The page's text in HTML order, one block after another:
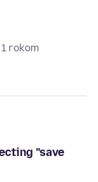
rokom
"save